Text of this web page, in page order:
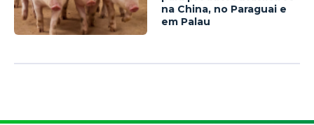
na China, no Paraguai e
em Palau